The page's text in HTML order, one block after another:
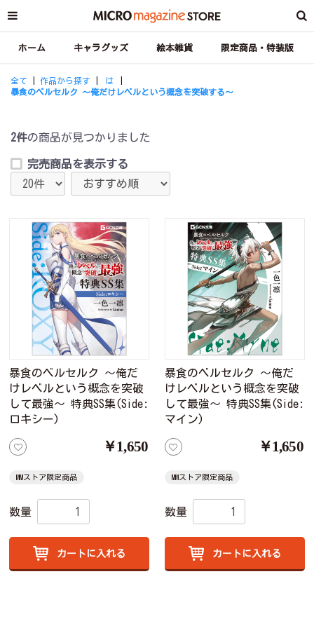
ホーム キャラグッズ 絵本雑貨 限定商品・特装版
全て 作品から探す は
暴食のベルセルク ～俺だけレベルという概念を突破する～
2件の商品が見つかりました
完売商品を表示する
暴食のベルセルク ～俺だ
けレベルという概念を突破
して最強～ 特典SS集(Side:
ロキシー)
￥1,650
MMストア限定商品
数量
カートに入れる
暴食のベルセルク ～俺だ
けレベルという概念を突破
して最強～ 特典SS集(Side:
マイン)
￥1,650
MMストア限定商品
数量
カートに入れる